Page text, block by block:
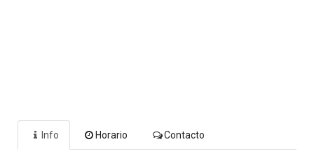
Info Horario Contacto